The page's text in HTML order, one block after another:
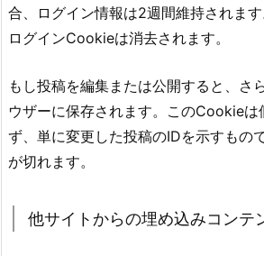
合、ログイン情報は2週間維持されま
ログインCookieは消去されます。
もし投稿を編集または公開すると、さ
ウザーに保存されます。このCookieは
ず、単に変更した投稿のIDを示すもの
が切れます。
他サイトからの埋め込みコンテ